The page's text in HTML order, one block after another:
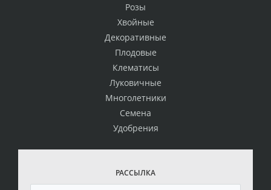
Розы
Хвойные
Декоративные
Плодовые
Клематисы
Луковичные
Многолетники
Семена
Удобрения
РАССЫЛКА